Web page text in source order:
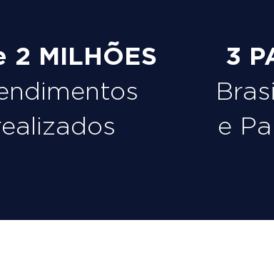
2 MILHÕES
3
e